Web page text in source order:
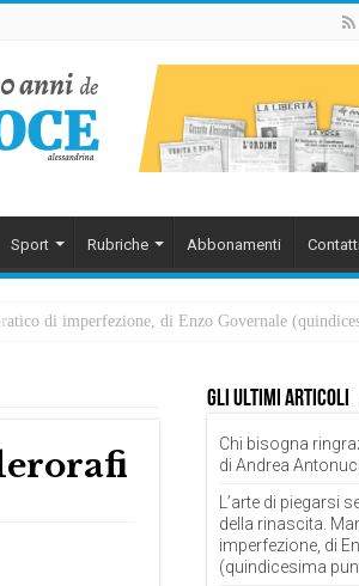
Sport Rubriche Abbonamenti
di imperfezione, di Enzo Governale
Gli ultimi articoli
Chi bisogna
di Andrea
L’arte di piegarsi
della rinascita.
imperfezione, di
(quindicesima